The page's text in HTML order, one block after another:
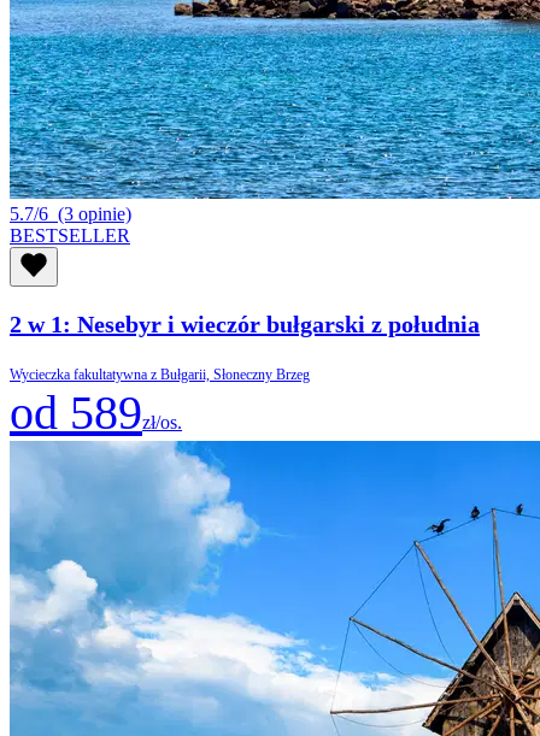
5.7/6 (3 opinie)
BESTSELLER
2 w 1: Nesebyr i wieczór bułgarski z południa
Wycieczka fakultatywna z Bułgarii, Słoneczny Brzeg
od 589zł/os.